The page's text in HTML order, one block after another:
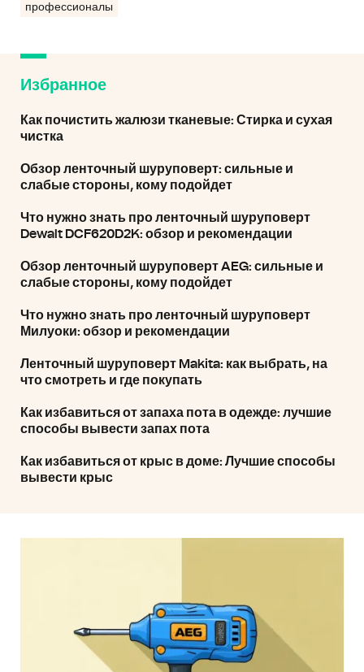
профессионалы
Избранное
Как почистить жалюзи тканевые: Стирка и сухая
чистка
Обзор ленточный шуруповерт: сильные и
слабые стороны, кому подойдет
Что нужно знать про ленточный шуруповерт
Dewalt DCF620D2K: обзор и рекомендации
Обзор ленточный шуруповерт AEG: сильные и
слабые стороны, кому подойдет
Что нужно знать про ленточный шуруповерт
Милуоки: обзор и рекомендации
Ленточный шуруповерт Makita: как выбрать, на
что смотреть и где покупать
Как избавиться от запаха пота в одежде: лучшие
способы вывести запах пота
Как избавиться от крыс в доме: Лучшие способы
вывести крыс